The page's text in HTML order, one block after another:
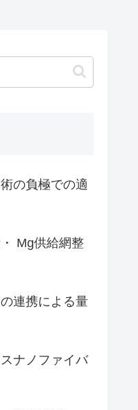
の負極での適
Mg供給網整
連携による量
ナノファイバ